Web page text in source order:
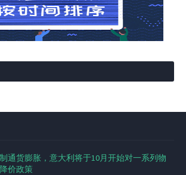
通货膨胀，意大利将于10月开始对一系列物
价政策